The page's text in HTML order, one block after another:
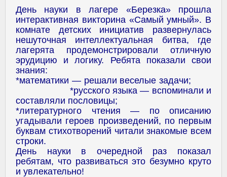
День науки в лагере «Березка» прошла
интерактивная викторина «Самый умный». В
комнате детских инициатив развернулась
нешуточная интеллектуальная битва, где
лагерята продемонстрировали отличную
эрудицию и логику. Ребята показали свои
знания:
*математики — решали веселые задачи;
*русского языка — вспоминали и
составляли пословицы;
*литературного чтения — по описанию
угадывали героев произведений, по первым
буквам стихотворений читали знакомые всем
строки.
День науки в очередной раз показал
ребятам, что развиваться это безумно круто
и увлекательно!